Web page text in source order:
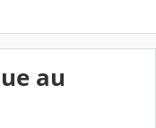
au